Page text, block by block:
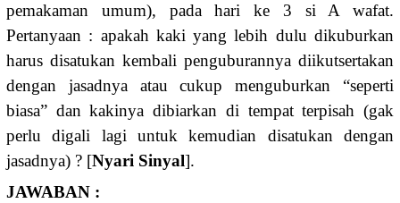
pemakaman umum), pada hari ke 3 si A wafat.
Pertanyaan : apakah kaki yang lebih dulu dikuburkan
harus disatukan kembali penguburannya diikutsertakan
dengan jasadnya atau cukup menguburkan “seperti
biasa” dan kakinya dibiarkan di tempat terpisah (gak
perlu digali lagi untuk kemudian disatukan dengan
jasadnya) ? [Nyari Sinyal].
JAWABAN :